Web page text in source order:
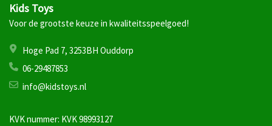
Kids Toys
Voor de grootste keuze in kwaliteitsspeelgoed!
Hoge Pad 7, 3253BH Ouddorp
06-29487853
info@kidstoys.nl
KVK nummer: KVK 98993127